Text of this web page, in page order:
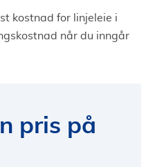
kostnad for linjeleie i
når du inngår
pris på